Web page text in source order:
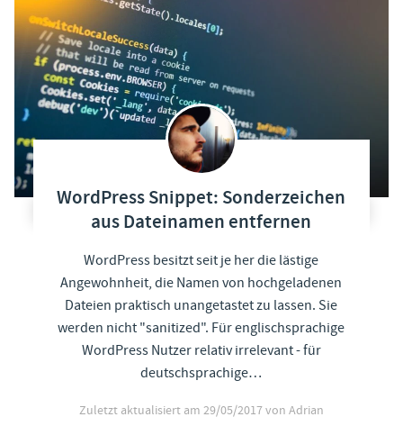
WordPress Snippet: Sonderzeichen
aus Dateinamen entfernen
WordPress besitzt seit je her die lästige
Angewohnheit, die Namen von hochgeladenen
Dateien praktisch unangetastet zu lassen. Sie
werden nicht "sanitized". Für englischsprachige
WordPress Nutzer relativ irrelevant - für
deutschsprachige…
Zuletzt aktualisiert am 29/05/2017von Adrian